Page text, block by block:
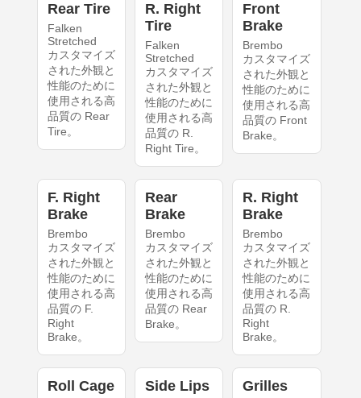
Rear Tire
Falken
Stretched
カスタマイズ
された外観と
性能のために
使用される高
品質の Rear
Tire。
R. Right
Tire
Falken
Stretched
カスタマイズ
された外観と
性能のために
使用される高
品質の R.
Right Tire。
Front
Brake
Brembo
カスタマイズ
された外観と
性能のために
使用される高
品質の Front
Brake。
F. Right
Brake
Brembo
カスタマイズ
された外観と
性能のために
使用される高
品質の F.
Right
Brake。
Rear
Brake
Brembo
カスタマイズ
された外観と
性能のために
使用される高
品質の Rear
Brake。
R. Right
Brake
Brembo
カスタマイズ
された外観と
性能のために
使用される高
品質の R.
Right
Brake。
Roll Cage Side Lips Grilles